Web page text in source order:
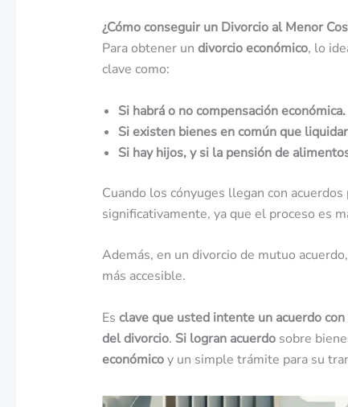
¿Cómo conseguir un Divorcio al Menor
Para obtener un divorcio económico, lo
clave como:
Si habrá o no compensación económica.
Si existen bienes en común que
Si hay hijos, y si la pensión de
Cuando los cónyuges llegan con
significativamente, ya que el proceso es
Además, en un divorcio de mutuo acuerdo,
más accesible.
Es clave que usted intente un acuerdo con
del divorcio. Si logran acuerdosobre
económicoy un simple trámite para su